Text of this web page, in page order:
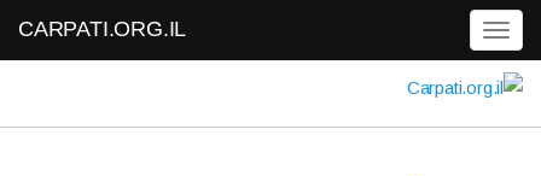
Toggle navigation
CARPATI.ORG.IL